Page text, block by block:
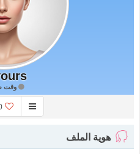
وقت
هوية الملف